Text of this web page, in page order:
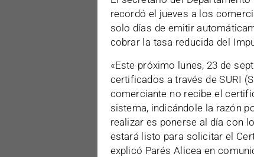
recordó el jueves a los
solo días de emitir
cobrar la tasa reducida del
«Este próximo lunes, 23 de
certificados a través de SURI
comerciante no recibe el
sistema, indicándole la razón
realizar es ponerse al día con
estará listo para solicitar el
explicó Parés Alicea en